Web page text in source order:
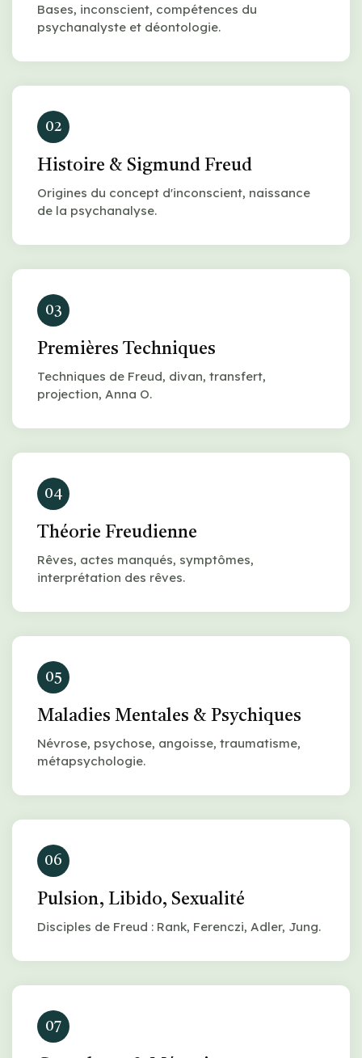
Bases, inconscient, compétences du
psychanalyste et déontologie.
02
Histoire & Sigmund Freud
Origines du concept d'inconscient, naissance
de la psychanalyse.
03
Premières Techniques
Techniques de Freud, divan, transfert,
projection, Anna O.
04
Théorie Freudienne
Rêves, actes manqués, symptômes,
interprétation des rêves.
05
Maladies Mentales & Psychiques
Névrose, psychose, angoisse, traumatisme,
métapsychologie.
06
Pulsion, Libido, Sexualité
Disciples de Freud : Rank, Ferenczi, Adler, Jung.
07